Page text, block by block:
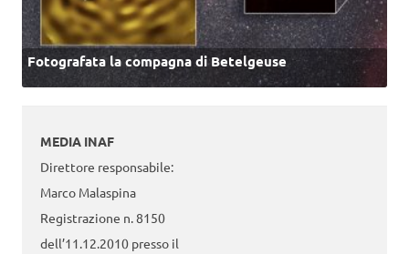
Fotografata la compagna di Betelgeuse
MEDIA INAF
Direttore responsabile:
Marco Malaspina
Registrazione n. 8150
dell’11.12.2010 presso il